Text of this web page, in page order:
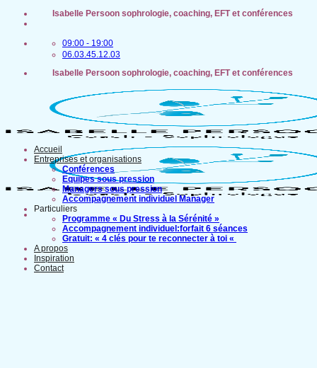
Passer
Isabelle Persoon sophrologie, coaching, EFT et conférences
09:00 - 19:00
06.03.45.12.03
Isabelle Persoon sophrologie, coaching, EFT et conférences
Accueil
Entreprises et organisations
Conférences
Equipes sous pression
Managers sous pression
Accompagnement individuel Manager
Particuliers
Programme « Du Stress à la Sérénité »
Accompagnement individuel:forfait 6 séances
Gratuit: « 4 clés pour te reconnecter à toi «
A propos
Inspiration
Contact